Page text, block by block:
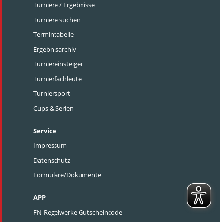
Turniere / Ergebnisse
Turniere suchen
Termintabelle
Ergebnisarchiv
Turniereinsteiger
Turnierfachleute
Turniersport
Cups & Serien
Service
Impressum
Datenschutz
Formulare/Dokumente
APP
FN-Regelwerke Gutscheincode